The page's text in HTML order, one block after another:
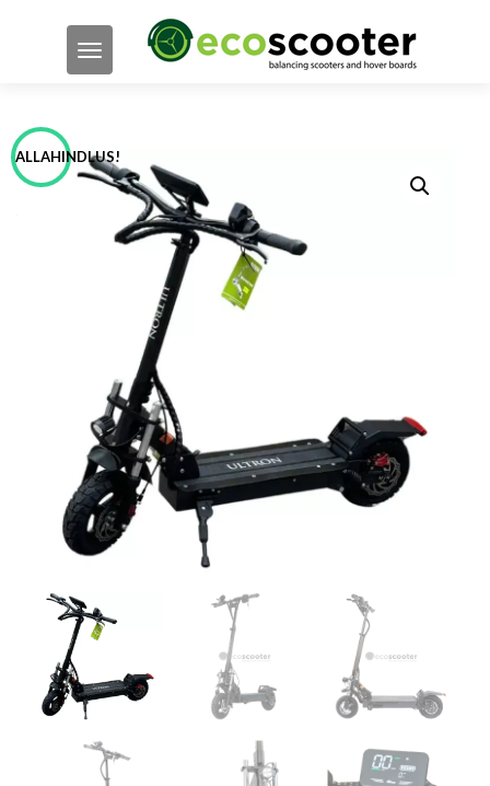
TOGGLE NAVIGATION
ALLAHINDLUS!